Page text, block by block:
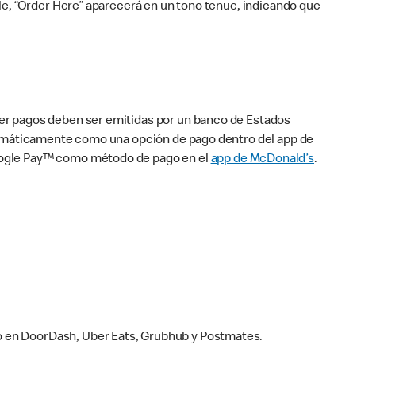
“Order Here” aparecerá en un tono tenue, indicando que
pagos deben ser emitidas por un banco de Estados
como una opción de pago dentro del app de
Pay™ como método de pago en elapp de McDonald’s.
DoorDash, Uber Eats, Grubhub y Postmates.